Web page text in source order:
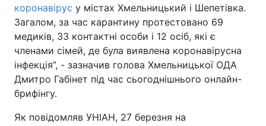
коронавірус у містах Хмельницький і Шепетівка.
Загалом, за час карантину протестовано 69
медиків, 33 контактні особи і 12 осіб, які є
членами сімей, де була виявлена коронавірусна
інфекція”, - зазначив голова Хмельницької ОДА
Дмитро Габінет під час сьогоднішнього онлайн-
брифінгу.
Як повідомляв УНІАН, 27 березня на